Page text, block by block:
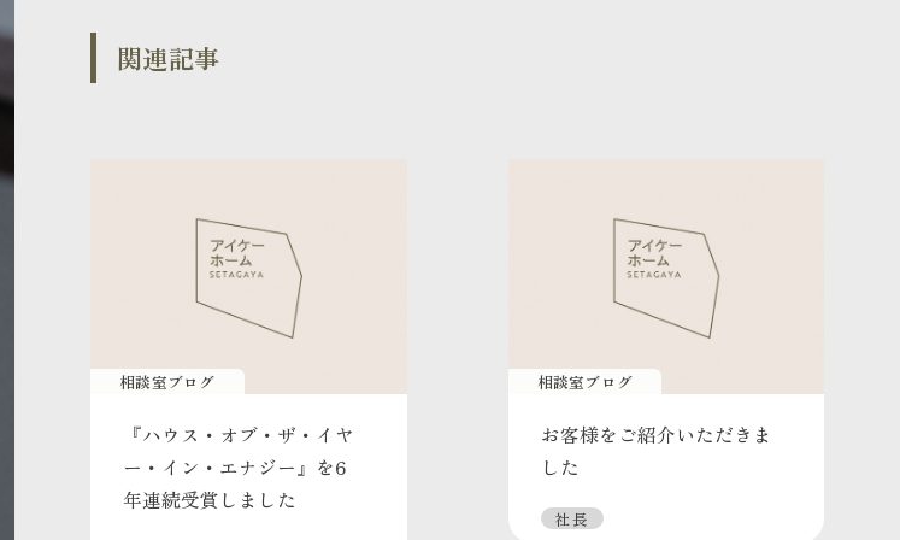
関連記事
相談室ブログ
『ハウス・オブ・ザ・イヤ
ー・イン・エナジー』を6
年連続受賞しました
相談室ブログ
お客様をご紹介いただきま
した
社長